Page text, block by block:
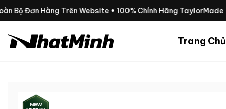
Chuyển
dung
Bộ Đơn Hàng Trên Website • 100% Chính Hãng TaylorMade
Trang Chủ